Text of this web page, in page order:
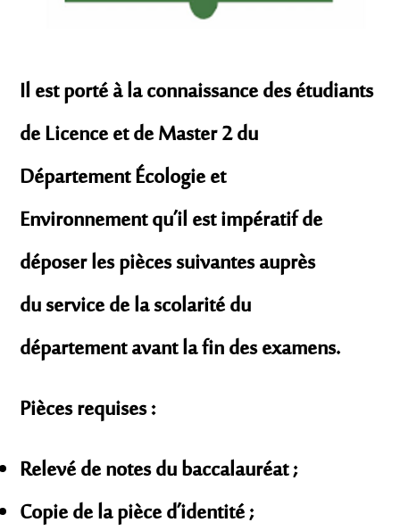
Il est porté à la connaissance des étudiants
de Licence et de Master 2 du
Département Écologie et
Environnement qu’il est impératif de
déposer les pièces suivantes auprès
du service de la scolarité du
département avant la fin des examens.
Pièces requises :
Relevé de notes du baccalauréat ;
Copie de la pièce d’identité ;